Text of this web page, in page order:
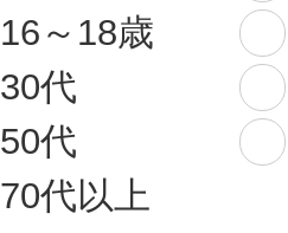
16～18歳
30代
50代
70代以上